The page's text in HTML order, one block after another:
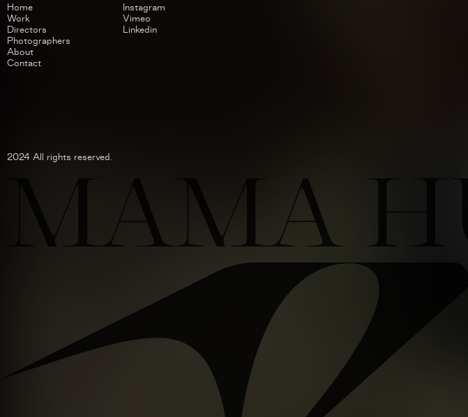
Home
Work
Directors
Photographers
About
Contact
Instagram
Vimeo
Linkedin
2024 All rights reserved.